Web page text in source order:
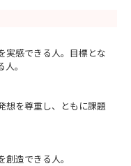
実感できる人。目標とな
。
想を尊重し、ともに課題
造できる人。